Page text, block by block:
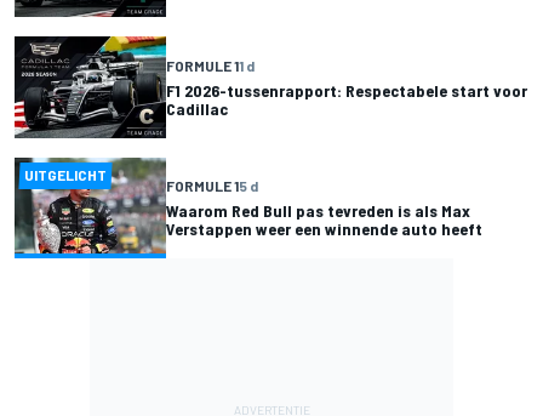
FORMULE 11 d
F1 2026-tussenrapport: Respectabele start voor
Cadillac
UITGELICHT
FORMULE 15 d
Waarom Red Bull pas tevreden is als Max
Verstappen weer een winnende auto heeft